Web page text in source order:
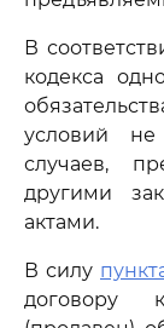
В
кодекса
условий не
случаев,
другими
актами.
В силу
договору